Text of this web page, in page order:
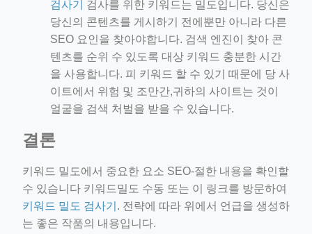
검사기
검사를 위한 키워드는 밀도입니다. 당신은
당신의 콘텐츠를 게시하기 전에뿐만 아니라 다른
SEO 요인을 찾아야합니다. 검색 엔진이 찾아 콘
텐츠를 순위 수 있도록 대상 키워드 충분한 시간
을 사용합니다. 피 키워드 할 수 있기 때문에 당 사
이트에서 위험 및 조만간,귀하의 사이트는 것이
얼굴을 검색 처벌을 받을 수 있습니다.
결론
키워드 밀도에서 중요한 요소 SEO-절한 내용을 확인할
수 있습니다 키워드밀도 수동 또는 이 링크를 방문하여
키워드 밀도 검사기 . 전략에 따라 위에서 언급을 생성하
는 좋은 작품의 내용입니다.